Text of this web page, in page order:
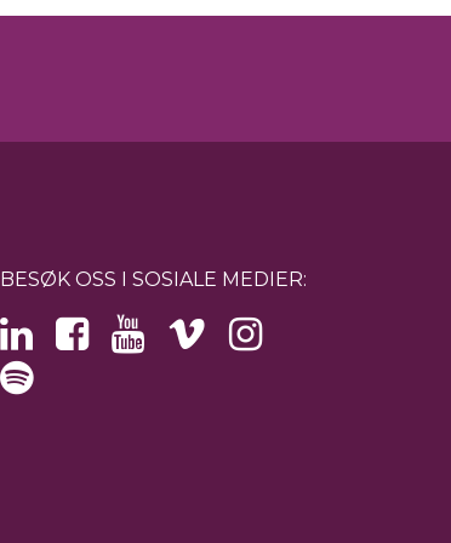
BESØK OSS I SOSIALE MEDIER: